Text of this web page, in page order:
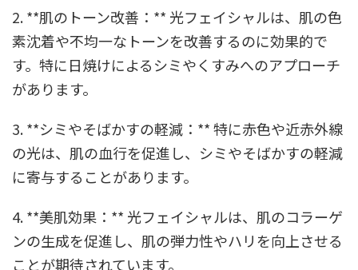
2. **肌のトーン改善：** 光フェイシャルは、肌の色
素沈着や不均一なトーンを改善するのに効果的で
す。特に日焼けによるシミやくすみへのアプローチ
があります。
3. **シミやそばかすの軽減：** 特に赤色や近赤外線
の光は、肌の血行を促進し、シミやそばかすの軽減
に寄与することがあります。
4. **美肌効果：** 光フェイシャルは、肌のコラーゲ
ンの生成を促進し、肌の弾力性やハリを向上させる
ことが期待されています。